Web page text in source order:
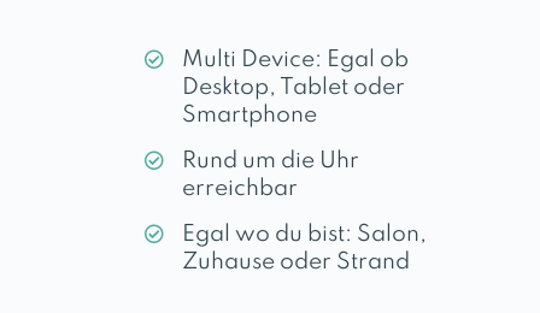
Multi Device: Egal ob
Desktop, Tablet oder
Smartphone
Rund um die Uhr
erreichbar
Egal wo du bist: Salon,
Zuhause oder Strand